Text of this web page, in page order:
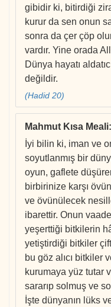
gibidir ki, bitirdiği
kurur da sen onun
sonra da çer çöp
vardır. Yine orada
Dünya hayatı
değildir.
(Hadid 20)
Mahmut Kısa Meali:
İyi bilin ki, iman ve
soyutlanmış bir
oyun, gaflete
birbirinize karşı
ve övünülecek
ibarettir. Onun
yeşerttiği bitkilerin
yetiştirdiği bitkiler
bu göz alıcı bitkiler
kurumaya yüz tutar
sararıp solmuş ve
İşte dünyanın lüks